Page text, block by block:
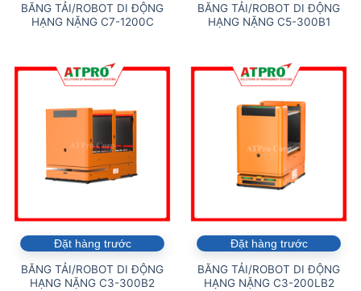
BĂNG TẢI/ROBOT DI ĐỘNG
HẠNG NẶNG C7-1200C
BĂNG TẢI/ROBOT DI ĐỘNG
HẠNG NẶNG C5-300B1
Đặt hàng trước
BĂNG TẢI/ROBOT DI ĐỘNG
HẠNG NẶNG C3-300B2
Đặt hàng trước
BĂNG TẢI/ROBOT DI ĐỘNG
HẠNG NẶNG C3-200LB2